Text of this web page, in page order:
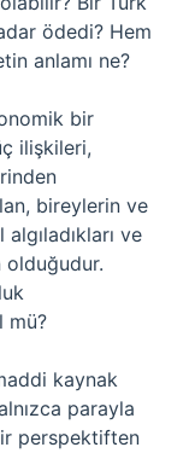
ödedi? Hem
anlamı ne?
bir
ilişkileri,
bireylerin ve
ve
mü?
kaynak
parayla
perspektiften